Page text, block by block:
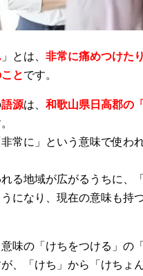
」とは、 非常に痛めつけた
とです。
語源は、 和歌山県日高郡の
非常に」という意味で使わ
れる地域が広がるうちに、
になり、現在の意味も持
味の「けちをつける」の
、「けち」から「けちょ